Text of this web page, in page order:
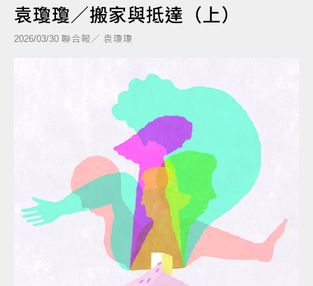
袁瓊瓊／搬家與抵達（上）
2026/03/30 聯合報／ 袁瓊瓊